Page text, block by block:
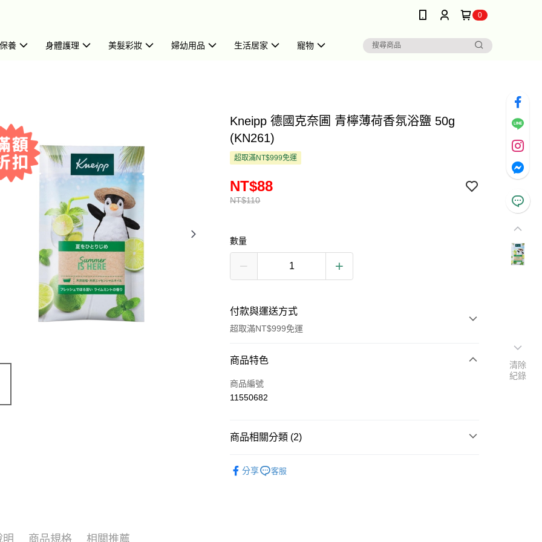
0
養 身體護理 美髮彩妝 婦幼用品 生活居家 寵物
Kneipp 德國克奈圃 青檸薄荷香氛浴鹽 50g
(KN261)
超取滿NT$999免運
NT$110
NT$88
數量
付款與運送方式
超取滿NT$999免運
付款方式
信用卡一次付款
街口支付
商品特色
商品編號
11550682
商品相關分類 (2)
分享 客服
明 商品規格 相關推薦
清除
紀錄